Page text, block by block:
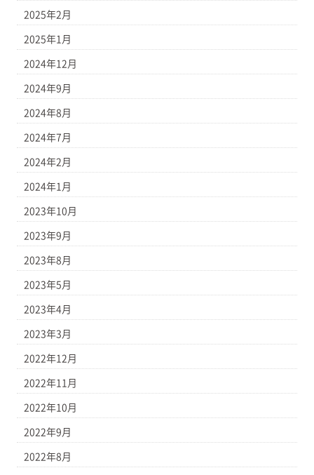
2025年2月
2025年1月
2024年12月
2024年9月
2024年8月
2024年7月
2024年2月
2024年1月
2023年10月
2023年9月
2023年8月
2023年5月
2023年4月
2023年3月
2022年12月
2022年11月
2022年10月
2022年9月
2022年8月